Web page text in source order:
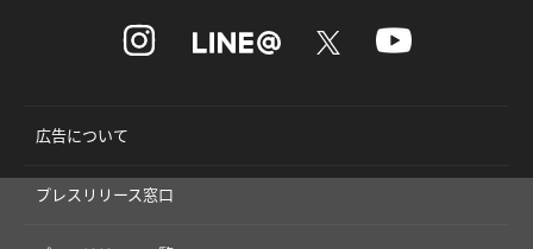
広告について
プレスリリース窓口